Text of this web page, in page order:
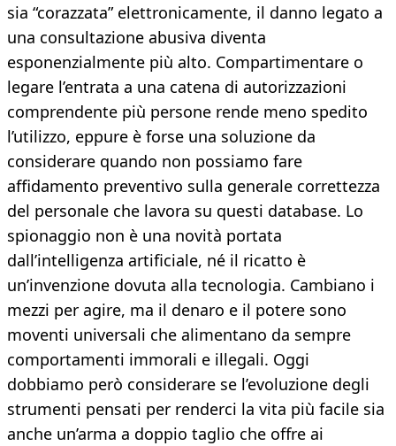
sia “corazzata” elettronicamente, il danno legato a
una consultazione abusiva diventa
esponenzialmente più alto. Compartimentare o
legare l’entrata a una catena di autorizzazioni
comprendente più persone rende meno spedito
l’utilizzo, eppure è forse una soluzione da
considerare quando non possiamo fare
affidamento preventivo sulla generale correttezza
del personale che lavora su questi database. Lo
spionaggio non è una novità portata
dall’intelligenza artificiale, né il ricatto è
un’invenzione dovuta alla tecnologia. Cambiano i
mezzi per agire, ma il denaro e il potere sono
moventi universali che alimentano da sempre
comportamenti immorali e illegali. Oggi
dobbiamo però considerare se l’evoluzione degli
strumenti pensati per renderci la vita più facile sia
anche un’arma a doppio taglio che offre ai